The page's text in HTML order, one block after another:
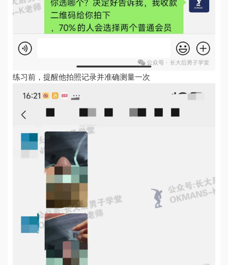
练习前，提醒他拍照记录并准确测量一次​